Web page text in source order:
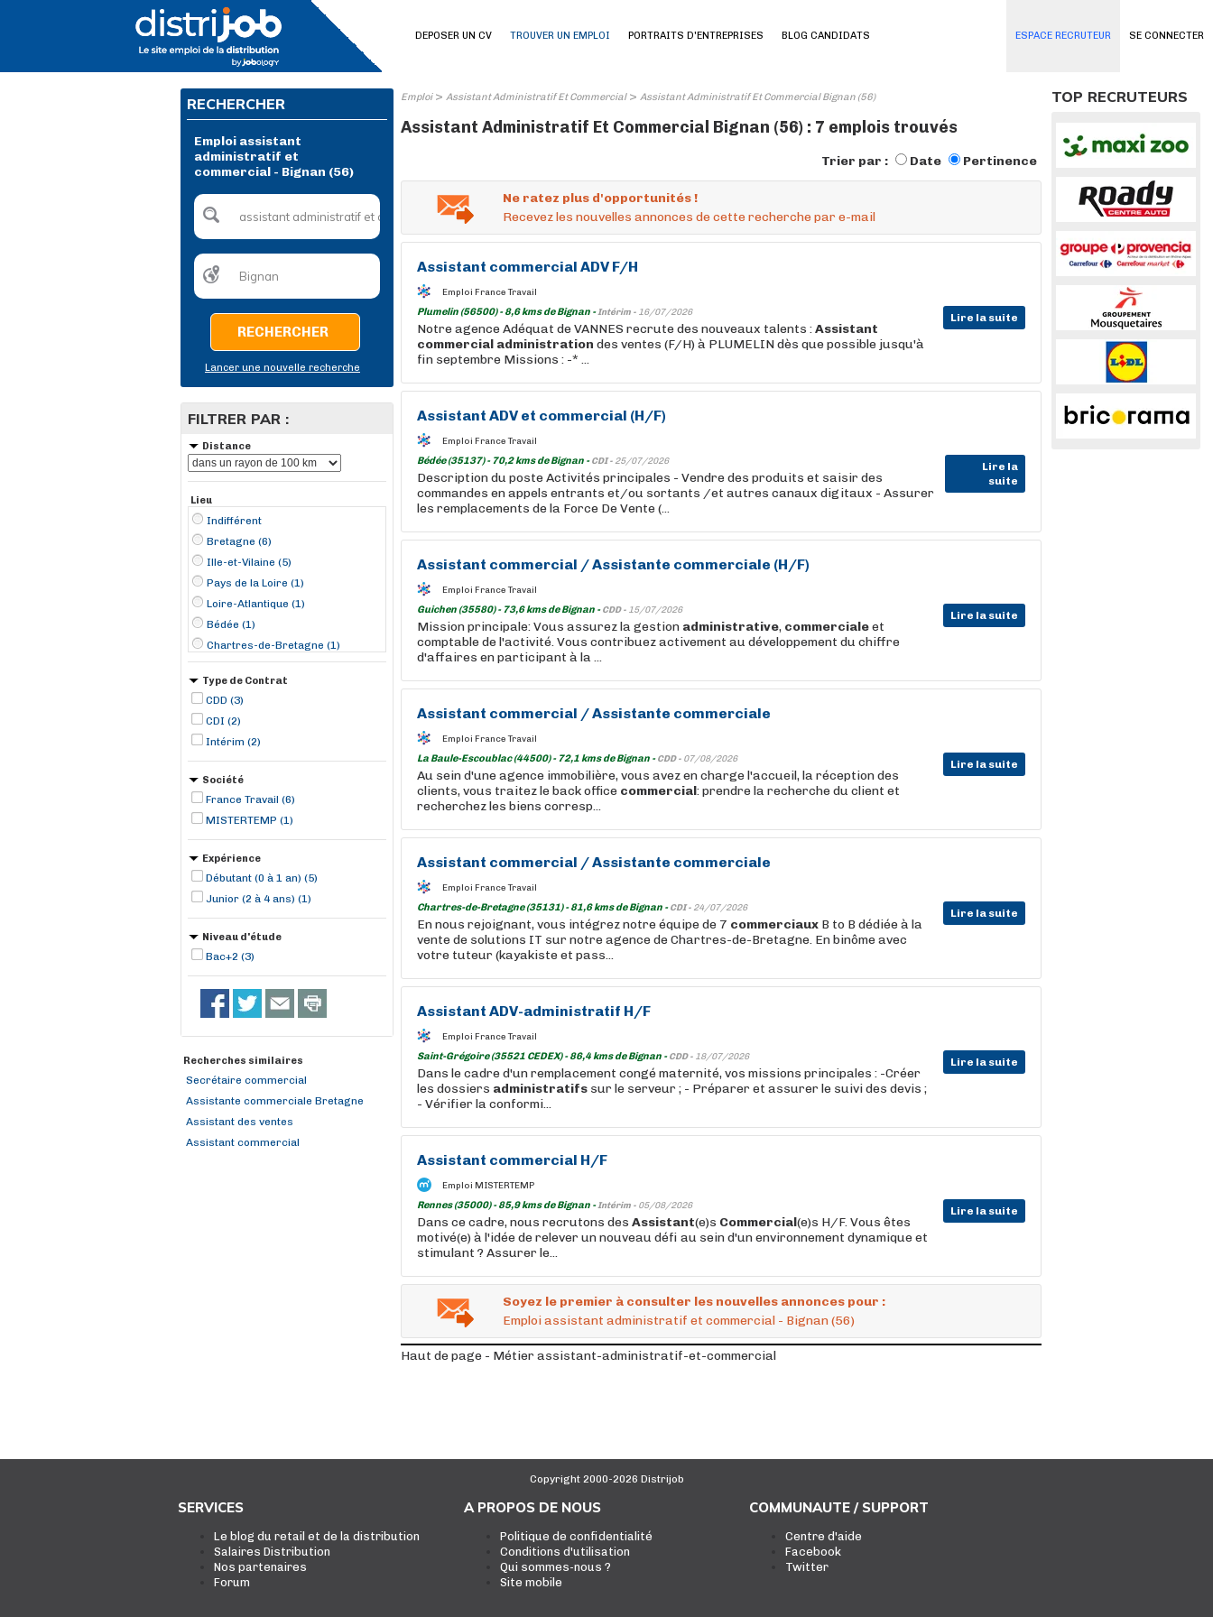
SE CONNECTER
DEPOSER UN CV TROUVER UN EMPLOI PORTRAITS D'ENTREPRISES BLOG CANDIDATS ESPACE RECRUTEUR
RECHERCHER
Emploi assistant
administratif et
commercial - Bignan (56)
RECHERCHER
Lancer une nouvelle recherche
FILTRER PAR :
Distance
Lieu
Indifférent
Bretagne (6)
Ille-et-Vilaine (5)
Pays de la Loire (1)
Loire-Atlantique (1)
Bédée (1)
Chartres-de-Bretagne (1)
Guichen (1)
La Baule-Escoublac (1)
Plumelin (1)
Rennes (1)
Saint-Grégoire (1)
Type de Contrat
CDD (3)
CDI (2)
Intérim (2)
Société
France Travail (6)
MISTERTEMP (1)
Expérience
Débutant (0 à 1 an) (5)
Junior (2 à 4 ans) (1)
Niveau d'étude
Bac+2 (3)
Recherches similaires
Secrétaire commercial
Assistante commerciale Bretagne
Assistant des ventes
Assistant commercial
Emploi> Assistant Administratif Et Commercial> Assistant Administratif Et Commercial Bignan (56)
Assistant Administratif Et Commercial Bignan (56) : 7 emplois trouvés
Trier par : Date Pertinence
Ne ratez plus d'opportunités !
Recevez les nouvelles annonces de cette recherche par e-mail
Assistant commercial ADV F/H
Emploi France Travail
Plumelin (56500) - 8,6 kms de Bignan -Intérim - 16/07/2026 Lire la suite
Notre agence Adéquat de VANNES recrute des nouveaux talents :Assistant
commercial administration des ventes (F/H) à PLUMELIN dès que possible jusqu'à
fin septembre Missions : -* ...
Assistant ADV et commercial (H/F)
Emploi France Travail
Bédée (35137) - 70,2 kms de Bignan -CDI - 25/07/2026
Lire la
suite
Description du poste Activités principales - Vendre des produits et saisir des
commandes en appels entrants et/ou sortants /et autres canaux digitaux - Assurer
les remplacements de la Force De Vente (...
Assistant commercial /Assistante commerciale (H/F)
Emploi France Travail
Guichen (35580) - 73,6 kms de Bignan -CDD - 15/07/2026 Lire la suite
Mission principale: Vous assurez la gestion administrative, commercialeet
comptable de l'activité. Vous contribuez activement au développement du chiffre
d'affaires en participant à la ...
Assistant commercial /Assistante commerciale
Emploi France Travail
La Baule-Escoublac (44500) - 72,1 kms de Bignan -CDD - 07/08/2026 Lire la suite
Au sein d'une agence immobilière, vous avez en charge l'accueil, la réception des
clients, vous traitez le back office commercial: prendre la recherche du client et
recherchez les biens corresp...
Assistant commercial /Assistante commerciale
Emploi France Travail
Chartres-de-Bretagne (35131) - 81,6 kms de Bignan -CDI - 24/07/2026 Lire la suite
En nous rejoignant, vous intégrez notre équipe de 7 commerciaux B to B dédiée à la
vente de solutions IT sur notre agence de Chartres-de-Bretagne. En binôme avec
votre tuteur (kayakiste et pass...
Assistant ADV-administratif H/F
Emploi France Travail
Saint-Grégoire (35521 CEDEX) - 86,4 kms de Bignan -CDD - 18/07/2026 Lire la suite
Dans le cadre d'un remplacement congé maternité, vos missions principales : -Créer
les dossiers administratifs sur le serveur ; - Préparer et assurer le suivi des devis ;
- Vérifier la conformi...
Assistant commercial H/F
Emploi MISTERTEMP
Rennes (35000) - 85,9 kms de Bignan -Intérim - 05/08/2026 Lire la suite
Dans ce cadre, nous recrutons des Assistant(e)s Commercial(e)s H/F. Vous êtes
motivé(e) à l'idée de relever un nouveau défi au sein d'un environnement dynamique et
stimulant ? Assurer le...
Soyez le premier à consulter les nouvelles annonces pour :
Emploi assistant administratif et commercial - Bignan (56)
Haut de page - Métier assistant-administratif-et-commercial
TOP RECRUTEURS
Copyright 2000-2026 Distrijob
SERVICES
Le blog du retail et de la distribution
Salaires Distribution
Nos partenaires
Forum
A PROPOS DE NOUS
Politique de confidentialité
Conditions d'utilisation
Qui sommes-nous ?
Site mobile
COMMUNAUTE / SUPPORT
Centre d'aide
Facebook
Twitter